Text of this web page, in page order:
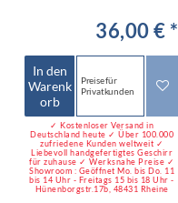
36,00 € *
In den
Warenk
orb
Preise für
Privatkunden
✓ Kostenloser Versand in
Deutschland heute ✓ Über 100.000
zufriedene Kunden weltweit ✓
Liebevoll handgefertigtes Geschirr
für zuhause ✓ Werksnahe Preise ✓
Showroom : Geöffnet Mo. bis Do. 11
bis 14 Uhr - Freitags 15 bis 18 Uhr -
Hünenborgstr.17b, 48431 Rheine